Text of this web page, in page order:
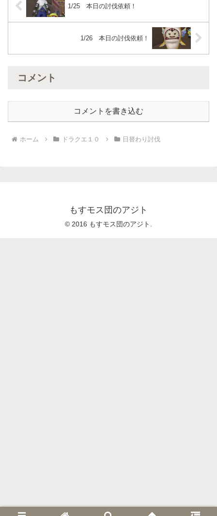
1/25 本日の討伐依頼！
1/26 本日の討伐依頼！
コメント
コメントを書き込む
ホーム ドラクエ１０ 日替わり討伐
もすモス団のアジト
© 2016 もすモス団のアジト.